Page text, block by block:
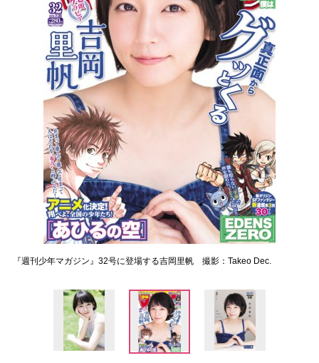
『週刊少年マガジン』32号に登場する吉岡里帆 撮影：Takeo Dec.